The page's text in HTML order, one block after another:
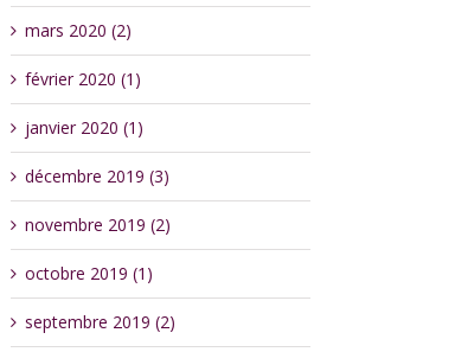
mars 2020 (2)
février 2020 (1)
janvier 2020 (1)
décembre 2019 (3)
novembre 2019 (2)
octobre 2019 (1)
septembre 2019 (2)